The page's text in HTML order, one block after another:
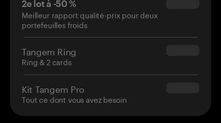
2e lot à -50 %
Meilleur rapport qualité-prix pour deux
portefeuilles froids
$34.95
Tangem Ring
Ring & 2 cards
$160.00
Kit Tangem Pro
Tout ce dont vous avez besoin
$180.00